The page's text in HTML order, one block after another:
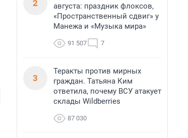
2
августа: праздник флоксов,
«Пространственный сдвиг» у
Манежа и «Музыка мира»
91 507 7
3
Теракты против мирных
граждан. Татьяна Ким
ответила, почему ВСУ атакует
склады Wildberries
87 030